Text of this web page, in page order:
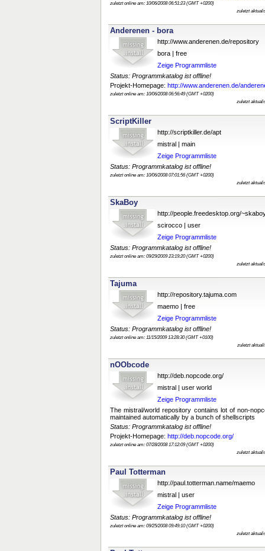
zuletzt online am: 10/06/2008 06:51:23 (GMT +0200)
zuletzt
Anderenen - bora
http://www.anderenen.de/repository
bora | free
Zeige Programmliste
Status: Programmkatalog ist offline!
Projekt-Homepage: http://www.anderenen.de/
zuletzt online am: 10/06/2008 06:56:49 (GMT +0200)
zuletzt
ScriptKiller
http://scriptkiller.de/apt
mistral | main
Zeige Programmliste
Status: Programmkatalog ist offline!
zuletzt online am: 10/06/2008 07:01:56 (GMT +0200)
zuletzt
SkaBoy
http://people.freedesktop.org/
scirocco | user
Zeige Programmliste
Status: Programmkatalog ist offline!
zuletzt online am: 09/29/2009 23:19:20 (GMT +0200)
zuletzt
Tajuma
http://repository.tajuma.com
maemo | free
Zeige Programmliste
Status: Programmkatalog ist offline!
zuletzt online am: 11/15/2009 13:28:30 (GMT +0100)
zuletzt
nOObcode
http://deb.nopcode.org/
mistral | user world
Zeige Programmliste
The mistral/world repository contains lot of non-
maintained automatically by a bunch of shellscripts
Status: Programmkatalog ist offline!
Projekt-Homepage: http://deb.nopcode.org/
zuletzt online am: 07/28/2008 17:12:09 (GMT +0200)
zuletzt
Paul Totterman
http://paul.totterman.name/maemo
mistral | user
Zeige Programmliste
Status: Programmkatalog ist offline!
zuletzt online am: 09/25/2008 09:49:10 (GMT +0200)
zuletzt